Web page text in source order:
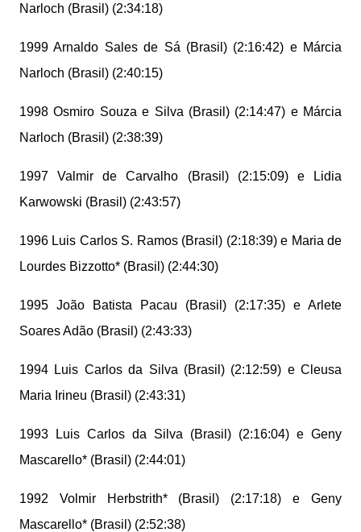
Narloch (Brasil) (2:34:18)
1999 Arnaldo Sales de Sá (Brasil) (2:16:42) e Márcia
Narloch (Brasil) (2:40:15)
1998 Osmiro Souza e Silva (Brasil) (2:14:47) e Márcia
Narloch (Brasil) (2:38:39)
1997 Valmir de Carvalho (Brasil) (2:15:09) e Lidia
Karwowski (Brasil) (2:43:57)
1996 Luis Carlos S. Ramos (Brasil) (2:18:39) e Maria de
Lourdes Bizzotto* (Brasil) (2:44:30)
1995 João Batista Pacau (Brasil) (2:17:35) e Arlete
Soares Adão (Brasil) (2:43:33)
1994 Luis Carlos da Silva (Brasil) (2:12:59) e Cleusa
Maria Irineu (Brasil) (2:43:31)
1993 Luis Carlos da Silva (Brasil) (2:16:04) e Geny
Mascarello* (Brasil) (2:44:01)
1992 Volmir Herbstrith* (Brasil) (2:17:18) e Geny
Mascarello* (Brasil) (2:52:38)